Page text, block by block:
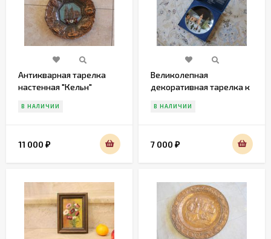
Антикварная тарелка
настенная "Кельн"
В НАЛИЧИИ
11 000 ₽
Великолепная
декоративная тарелка к
В НАЛИЧИИ
7 000 ₽